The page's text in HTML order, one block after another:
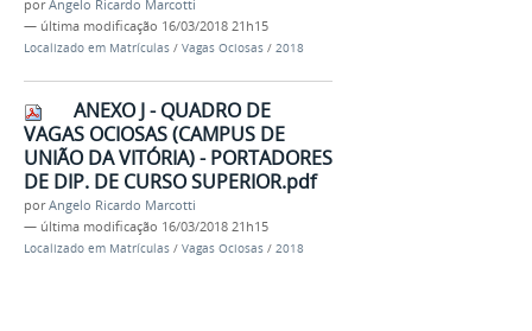
porAngelo Ricardo Marcotti
— última modificação 16/03/2018 21h15
Localizado em Matrículas / Vagas Ociosas / 2018
ANEXO J - QUADRO DE
VAGAS OCIOSAS (CAMPUS DE
UNIÃO DA VITÓRIA) - PORTADORES
DE DIP. DE CURSO SUPERIOR.pdf
porAngelo Ricardo Marcotti
— última modificação 16/03/2018 21h15
Localizado em Matrículas / Vagas Ociosas / 2018